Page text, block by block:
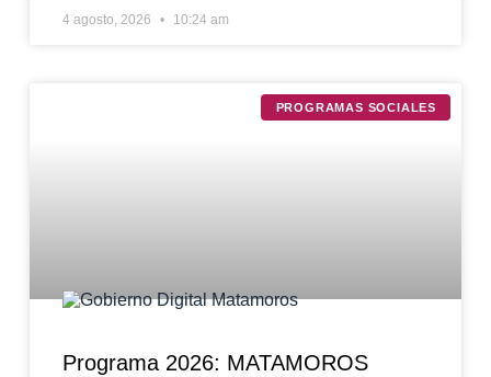
4 agosto, 2026 10:24 am
PROGRAMAS SOCIALES
Programa 2026: MATAMOROS